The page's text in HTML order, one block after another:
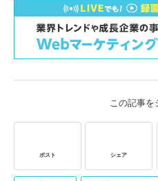
この記事を
ポスト シェア